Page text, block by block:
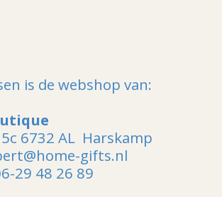
is de webshop van:
6732 AL Harskamp
gifts.nl
29 48 26 89